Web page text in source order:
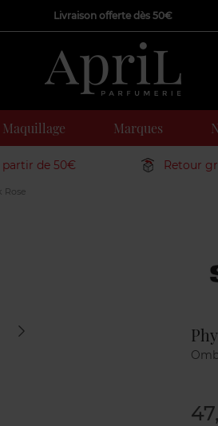
Livraison offerte dès 50€
Maquillage Marques
de 50€ Retour
Rose